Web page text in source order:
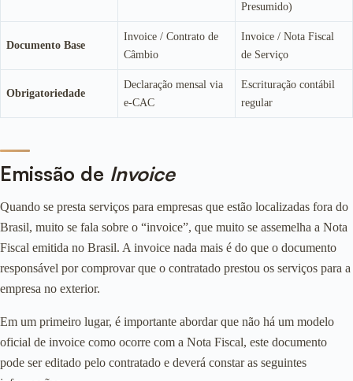
Presumido)
Documento Base
Invoice / Contrato de
Câmbio
Invoice / Nota Fiscal
de Serviço
Obrigatoriedade
Declaração mensal via
e-CAC
Escrituração contábil
regular
Emissão de Invoice
Quando se presta serviços para empresas que estão localizadas fora do
Brasil, muito se fala sobre o “invoice”, que muito se assemelha a Nota
Fiscal emitida no Brasil. A invoice nada mais é do que o documento
responsável por comprovar que o contratado prestou os serviços para a
empresa no exterior.
Em um primeiro lugar, é importante abordar que não há um modelo
oficial de invoice como ocorre com a Nota Fiscal, este documento
pode ser editado pelo contratado e deverá constar as seguintes